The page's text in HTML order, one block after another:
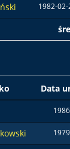
1982-02-
Data